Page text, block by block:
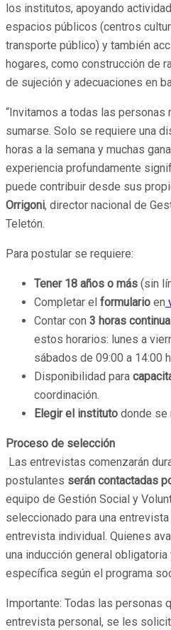
los institutos, apoyando
espacios públicos (centros
transporte público) y también
hogares, como construcción de
de sujeción y adecuaciones en
“Invitamos a todas las personas
sumarse. Solo se requiere una
horas a la semana y muchas
experiencia profundamente
puede contribuir desde sus
Orrigoni, director nacional de
Teletón.
Para postular se requiere:
Tener 18 años o más (sin
Completar el formulario en
Contar con 3 horas
estos horarios: lunes a
sábados de 09:00 a 14:00
Disponibilidad para
coordinación.
Elegir el instituto donde se
Proceso de selección
Las entrevistas comenzarán
postulantes serán contactadas
equipo de Gestión Social y
seleccionado para una
entrevista individual. Quienes
una inducción general obligatoria
específica según el programa
Importante: Todas las personas
entrevista personal, se les